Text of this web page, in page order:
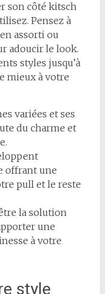
son côté kitsch
Pensez à
assorti ou
adoucir le look.
styles jusqu’à
mieux à votre
variées et ses
du charme et
offrant une
pull et le reste
la solution
une
à votre
style